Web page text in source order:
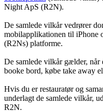
Night ApS (R2N).
De samlede vilkår vedrører
mobilapplikationen til iPhone
(R2Ns) platforme.
De samlede vilkår gælder,
booke bord, købe take away
Hvis du er restauratør og
underlagt de samlede vilkår,
R2N.